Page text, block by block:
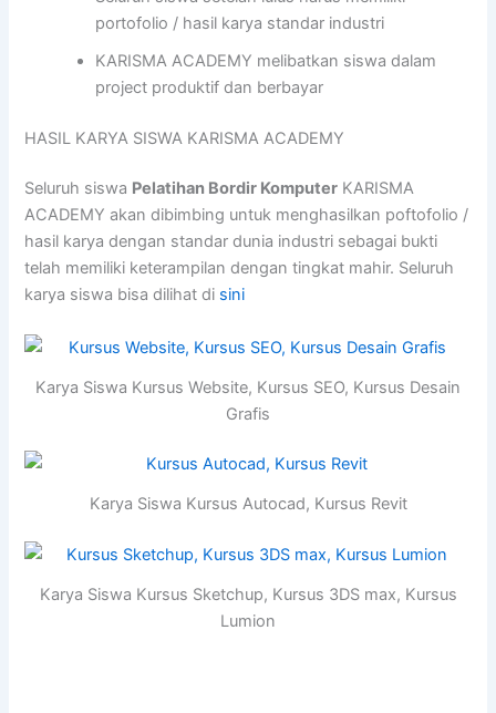
portofolio / hasil karya standar industri
KARISMA ACADEMY melibatkan siswa dalam
project produktif dan berbayar
HASIL KARYA SISWA KARISMA ACADEMY
Seluruh siswa Pelatihan Bordir Komputer KARISMA
ACADEMY akan dibimbing untuk menghasilkan poftofolio /
hasil karya dengan standar dunia industri sebagai bukti
telah memiliki keterampilan dengan tingkat mahir. Seluruh
karya siswa bisa dilihat di sini
Karya Siswa Kursus Website, Kursus SEO, Kursus Desain
Grafis
Karya Siswa Kursus Autocad, Kursus Revit
Karya Siswa Kursus Sketchup, Kursus 3DS max, Kursus
Lumion